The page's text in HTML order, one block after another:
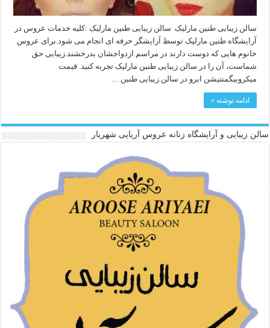
سالن زیبایی طنین مارلیک سالن زیبایی طنین مارلیک :کلیه خدمات عروس در
آرایشگاه طنین مارلیک توسط آرایشگر حرفه ای انجام می شود.برای عروس
خانوم هایی که دوست دارند در مراسم ازدواجشان بدرخشند.زیبایی حق
شماست، آن را در سالن زیبایی طنین مارلیک تجربه کنید. قیمت
میکروبیگمنتیشن ابرو در سالن زیبایی طنین …
ادامه نوشته »
سالن زیبایی و آرایشگاه زنانه عروس آریایی شهریار